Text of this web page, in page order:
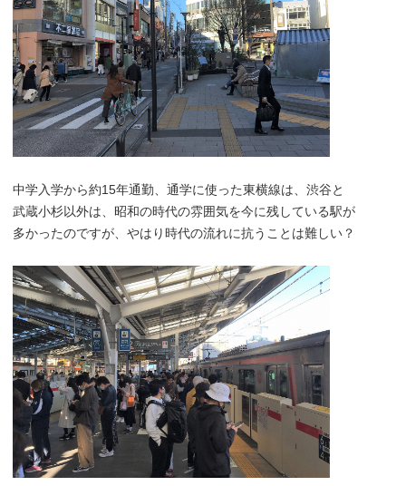
中学入学から約15年通勤、通学に使った東横線は、渋谷と
武蔵小杉以外は、昭和の時代の雰囲気を今に残している駅が
多かったのですが、やはり時代の流れに抗うことは難しい？